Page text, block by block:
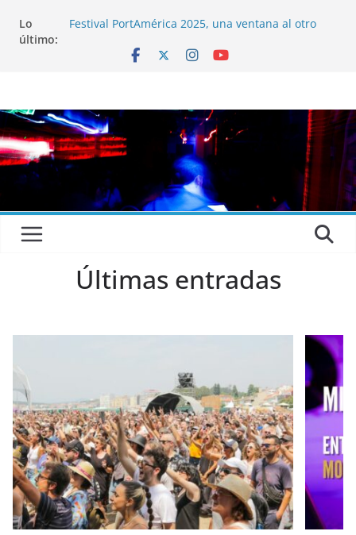
Lo
último:
Festival PortAmérica 2025, una ventana al otro
El Atlantic Fest 2025 propone un menú musical
Entrevista a RUMIA
Entrevista a mariagrep
Últimas entradas